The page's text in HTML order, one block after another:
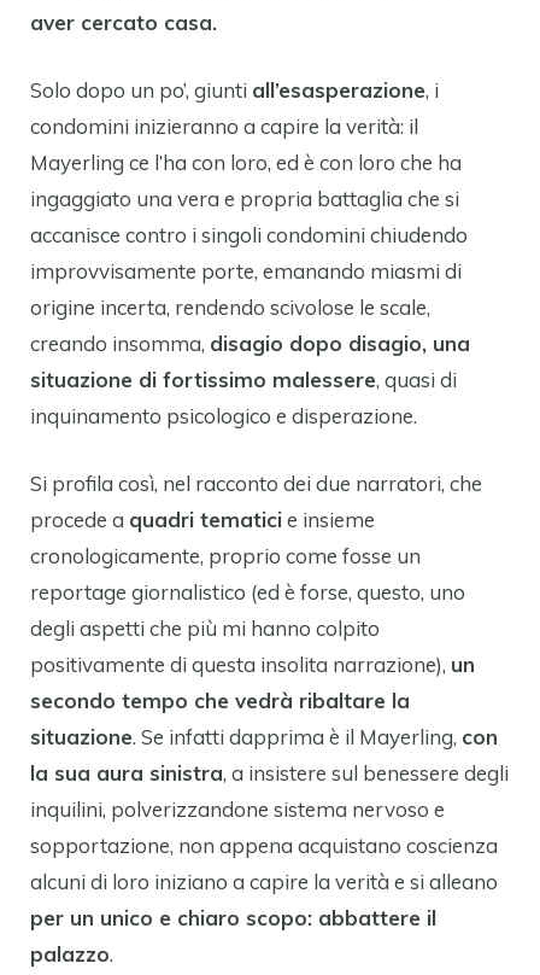
aver cercato casa.
Solo dopo un po’, giunti all’esasperazione, i
condomini inizieranno a capire la verità: il
Mayerling ce l’ha con loro, ed è con loro che ha
ingaggiato una vera e propria battaglia che si
accanisce contro i singoli condomini chiudendo
improvvisamente porte, emanando miasmi di
origine incerta, rendendo scivolose le scale,
creando insomma, disagio dopo disagio, una
situazione di fortissimo malessere, quasi di
inquinamento psicologico e disperazione.
Si profila così, nel racconto dei due narratori, che
procede a quadri tematicie insieme
cronologicamente, proprio come fosse un
reportage giornalistico (ed è forse, questo, uno
degli aspetti che più mi hanno colpito
positivamente di questa insolita narrazione), un
secondo tempo che vedrà ribaltare la
situazione. Se infatti dapprima è il Mayerling, con
la sua aura sinistra, a insistere sul benessere degli
inquilini, polverizzandone sistema nervoso e
sopportazione, non appena acquistano coscienza
alcuni di loro iniziano a capire la verità e si alleano
per un unico e chiaro scopo: abbattere il
palazzo.